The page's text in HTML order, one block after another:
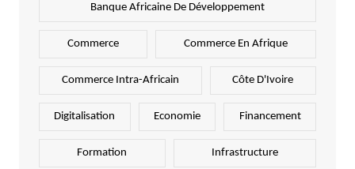
Banque Africaine De Développement
Commerce Commerce En Afrique
Commerce Intra-Africain Côte D'Ivoire
Digitalisation Economie Financement
Formation Infrastructure